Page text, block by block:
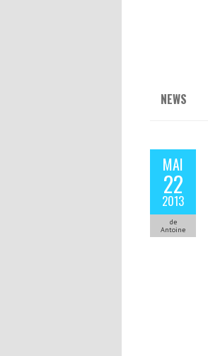
NEWS
MAI
22
2013
de
Antoine